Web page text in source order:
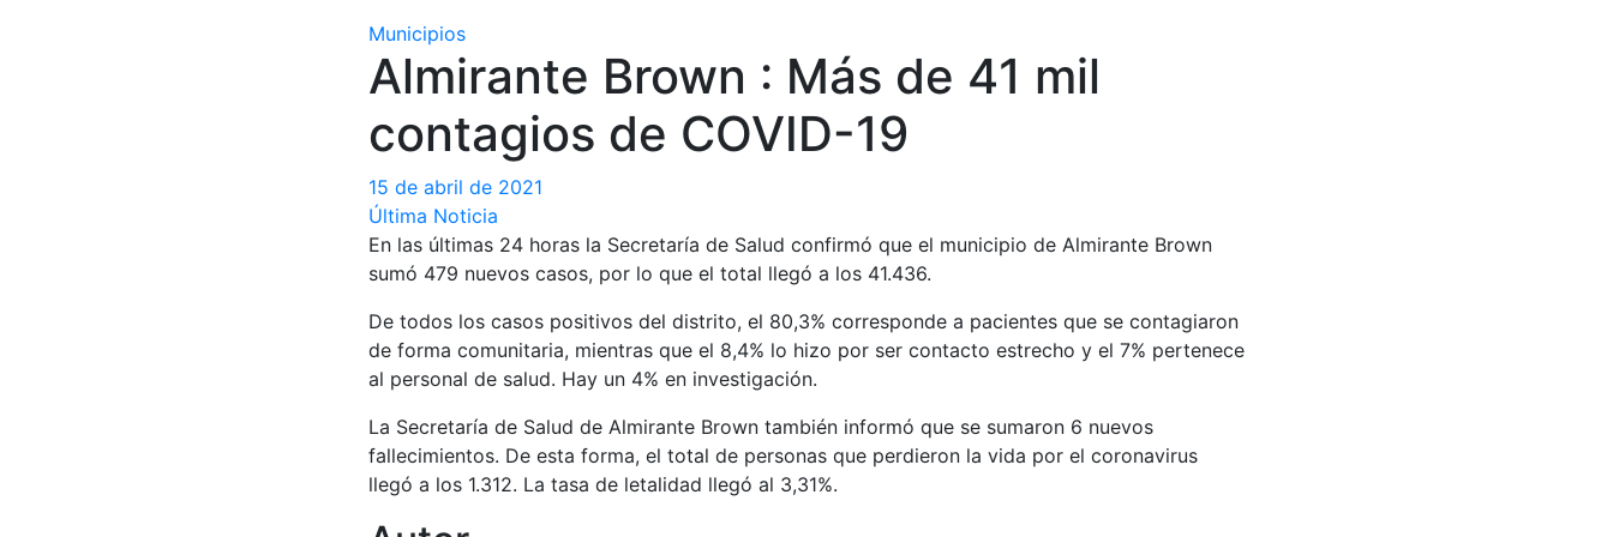
Municipios
Almirante Brown : Más de 41 mil
contagios de COVID-19
15 de abril de 2021
Última Noticia
En las últimas 24 horas la Secretaría de Salud confirmó que el municipio de Almirante Brown
sumó 479 nuevos casos, por lo que el total llegó a los 41.436.
De todos los casos positivos del distrito, el 80,3% corresponde a pacientes que se contagiaron
de forma comunitaria, mientras que el 8,4% lo hizo por ser contacto estrecho y el 7% pertenece
al personal de salud. Hay un 4% en investigación.
La Secretaría de Salud de Almirante Brown también informó que se sumaron 6 nuevos
fallecimientos. De esta forma, el total de personas que perdieron la vida por el coronavirus
llegó a los 1.312. La tasa de letalidad llegó al 3,31%.